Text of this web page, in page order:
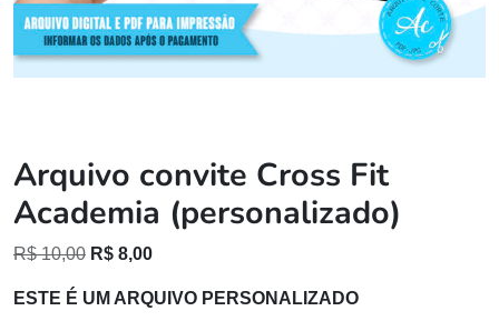
Arquivo convite Cross Fit
Academia (personalizado)
R$10,00 O
original
R$ 8,00O
atual
ESTE É UM ARQUIVO PERSONALIZADO